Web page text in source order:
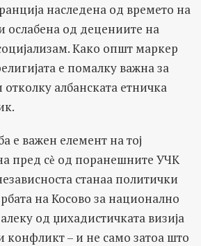
наследена од времето на
ослабена од децениите на
Како општ маркер
е помалку важна за
албанската етничка
е важен елемент на тој
пред сѐ од поранешните УЧК
станаа политички
на Косово за национално
од џихадистичката визија
конфликт – и не само затоа што